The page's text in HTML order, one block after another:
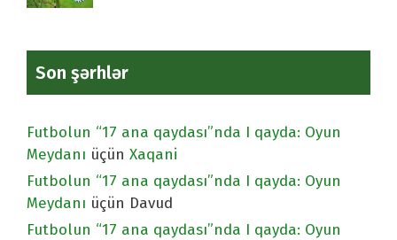
Son şərhlər
Futbolun “17 ana qaydası”nda I qayda: Oyun
Meydanı üçün Xaqani
Futbolun “17 ana qaydası”nda I qayda: Oyun
Meydanı üçün Davud
Futbolun “17 ana qaydası”nda I qayda: Oyun